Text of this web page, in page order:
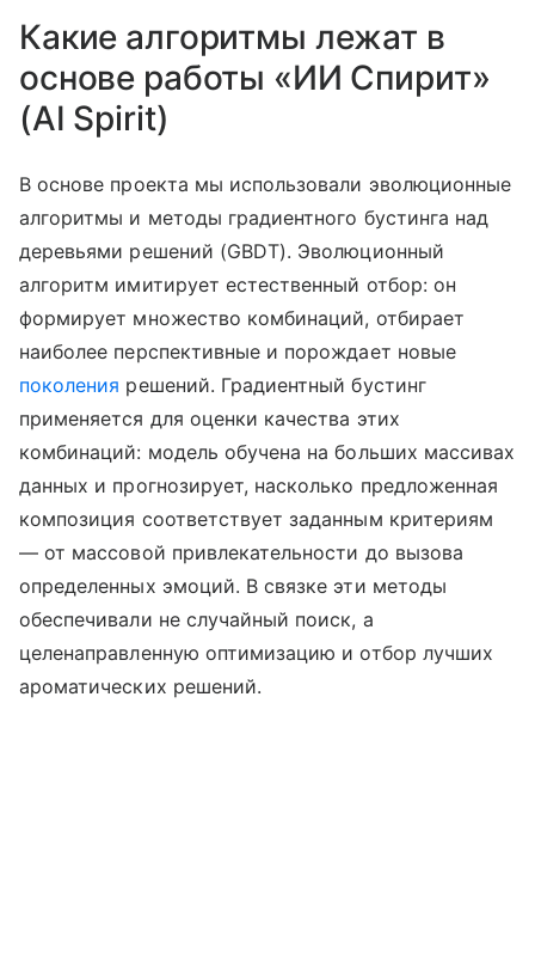
Какие алгоритмы лежат в
основе работы «ИИ Спирит»
(AI Spirit)
В основе проекта мы использовали эволюционные
алгоритмы и методы градиентного бустинга над
деревьями решений (GBDT). Эволюционный
алгоритм имитирует естественный отбор: он
формирует множество комбинаций, отбирает
наиболее перспективные и порождает новые
поколения решений. Градиентный бустинг
применяется для оценки качества этих
комбинаций: модель обучена на больших массивах
данных и прогнозирует, насколько предложенная
композиция соответствует заданным критериям
— от массовой привлекательности до вызова
определенных эмоций. В связке эти методы
обеспечивали не случайный поиск, а
целенаправленную оптимизацию и отбор лучших
ароматических решений.